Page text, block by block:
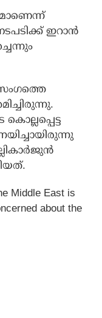
ഇറാന്‍
Middle East is
about the